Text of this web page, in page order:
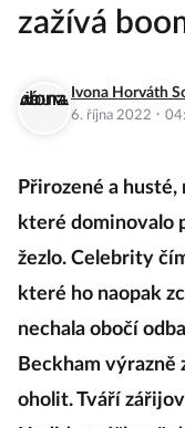
zažívá
Ivona Horváth
6. října 2022 ·
Přirozené a
které dominovalo
žezlo. Celebrity
které ho naopak
nechala obočí
Beckham výrazně
oholit. Tváří